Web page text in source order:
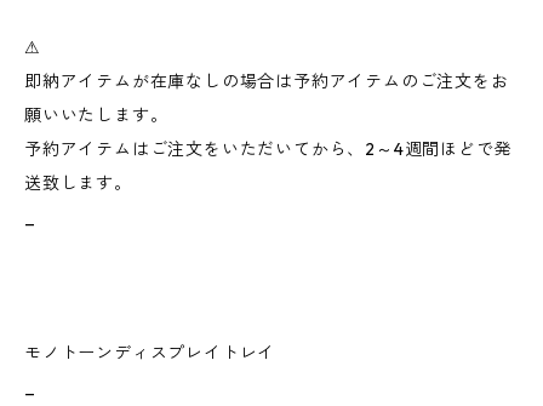
⚠︎
即納アイテムが在庫なしの場合は予約アイテムのご注文をお
願いいたします。
予約アイテムはご注文をいただいてから、2～4週間ほどで発
送致します。
モノトーンディスプレイトレイ